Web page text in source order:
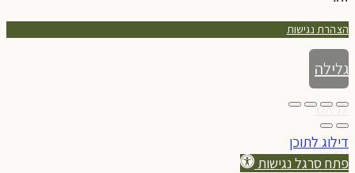
הצהרת נגישות
גלילה
לראש
העמוד
דילוג לתוכן
פתח סרגל נגישות